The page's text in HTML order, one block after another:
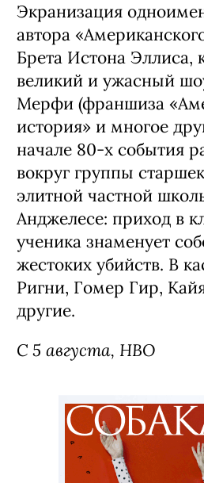
Экранизация
автора
Брета Истона Эллиса,
великий и ужасный
Мерфи (франшиза
история» и многое
начале 80-х события
вокруг группы
элитной частной
Анджелесе: приход в
ученика знаменует
жестоких убийств. В
Ригни, Гомер Гир,
другие.
С 5 августа, HBO